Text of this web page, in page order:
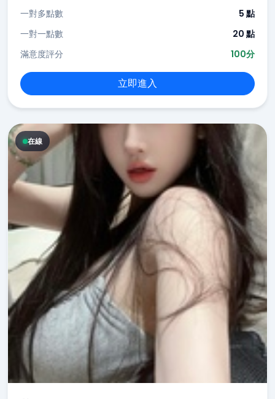
一對多點數
5 點
一對一點數
20 點
滿意度評分
100分
立即進入
在線